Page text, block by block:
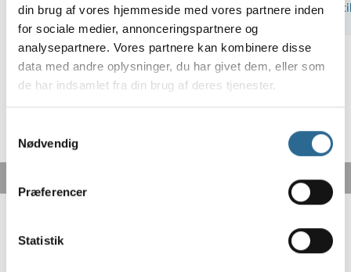
din brug af vores hjemmeside med vores partnere inden
for sociale medier, annonceringspartnere og
analysepartnere. Vores partnere kan kombinere disse
data med andre oplysninger, du har givet dem, eller som
de har indsamlet fra din brug af deres tjenester.
Nødvendig
Præferencer
Statistik
var helt og aldeles min. Jeg har valgt at
kunderne selv bestiller på andre sider, end jeg
smider det ind i min shop. Uanset hvad skal
der lyde en kæmpe ros og stor tak for hurtig
og professionel rådgivning til Brian. God jul!
vende